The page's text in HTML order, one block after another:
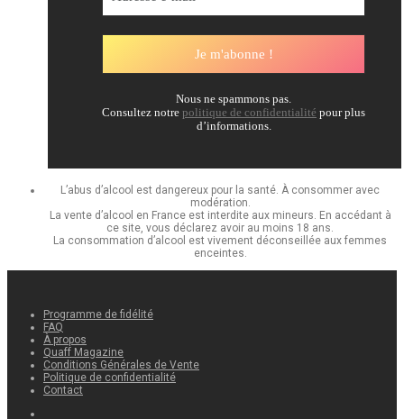
Nous ne spammons pas.
Consultez notre politique de confidentialité pour plus
d’informations.
L’abus d’alcool est dangereux pour la santé. À consommer avec
modération.
La vente d’alcool en France est interdite aux mineurs. En accédant à
ce site, vous déclarez avoir au moins 18 ans.
La consommation d’alcool est vivement déconseillée aux femmes
enceintes.
Programme de fidélité
FAQ
À propos
Quaff Magazine
Conditions Générales de Vente
Politique de confidentialité
Contact